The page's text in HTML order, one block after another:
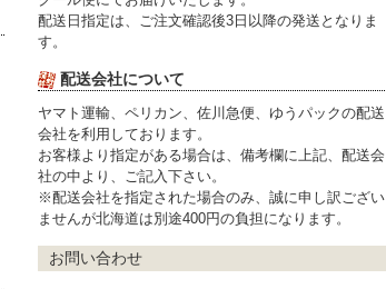
配送日指定は、ご注文確認後3日以降の発送となりま
す。
配送会社について
ヤマト運輸、ペリカン、佐川急便、ゆうパックの配送
会社を利用しております。
お客様より指定がある場合は、備考欄に上記、配送会
社の中より、ご記入下さい。
※配送会社を指定された場合のみ、誠に申し訳ござい
ませんが北海道は別途400円の負担になります。
お問い合わせ